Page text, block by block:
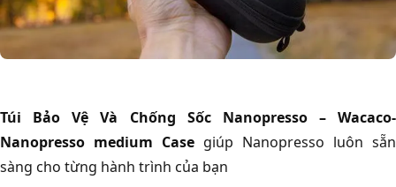
Túi Bảo Vệ Và Chống Sốc Nanopresso – Wacaco-
Nanopresso medium Case giúp Nanopresso luôn sẵn
sàng cho từng hành trình của bạn